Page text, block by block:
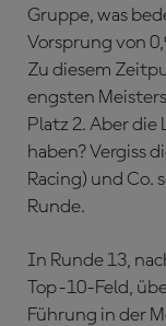
Gruppe, was
Vorsprung von
Zu diesem
engsten
Platz 2. Aber die
haben? Vergiss
Racing) und Co.
Runde.
In Runde 13,
Top-10-Feld,
Führung in der